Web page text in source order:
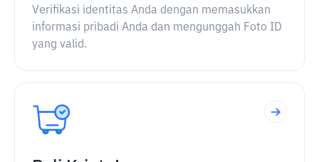
Verifikasi identitas Anda dengan memasukkan
informasi pribadi Anda dan mengunggah Foto ID
yang valid.